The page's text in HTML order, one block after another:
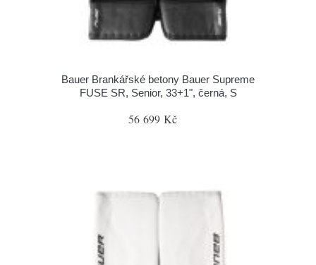
Bauer Brankářské betony Bauer Supreme
FUSE SR, Senior, 33+1", černá, S
56 699 Kč